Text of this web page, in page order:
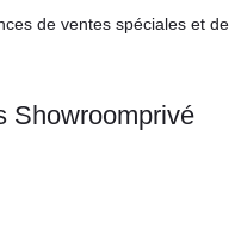
de ventes spéciales et de
Showroomprivé